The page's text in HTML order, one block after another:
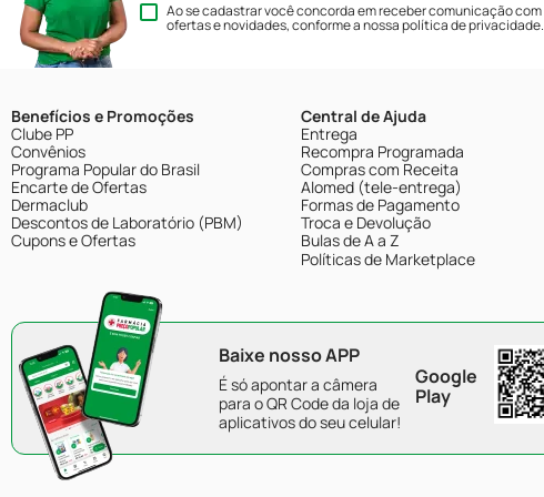
Ao se cadastrar você concorda em receber comunicação com
ofertas e novidades, conforme a nossapolítica de privacidade.
Benefícios e Promoções
Clube PP
Convênios
Programa Popular do Brasil
Encarte de Ofertas
Dermaclub
Descontos de Laboratório (PBM)
Cupons e Ofertas
Central de Ajuda
Entrega
Recompra Programada
Compras com Receita
Alomed (tele-entrega)
Formas de Pagamento
Troca e Devolução
Bulas de A a Z
Políticas de Marketplace
Baixe nosso APP
É só apontar a câmera
para o QR Code da loja de
aplicativos do seu celular!
Google
Play